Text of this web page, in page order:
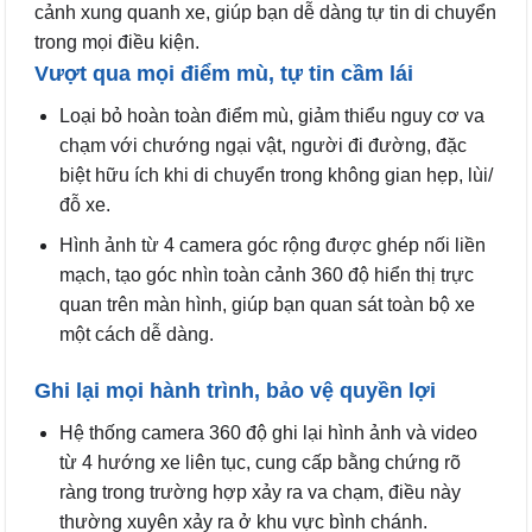
cảnh xung quanh xe, giúp bạn dễ dàng tự tin di chuyển
trong mọi điều kiện.
Vượt qua mọi điểm mù, tự tin cầm lái
Loại bỏ hoàn toàn điểm mù, giảm thiểu nguy cơ va
chạm với chướng ngại vật, người đi đường, đặc
biệt hữu ích khi di chuyển trong không gian hẹp, lùi/
đỗ xe.
Hình ảnh từ 4 camera góc rộng được ghép nối liền
mạch, tạo góc nhìn toàn cảnh 360 độ hiển thị trực
quan trên màn hình, giúp bạn quan sát toàn bộ xe
một cách dễ dàng.
Ghi lại mọi hành trình, bảo vệ quyền lợi
Hệ thống camera 360 độ ghi lại hình ảnh và video
từ 4 hướng xe liên tục, cung cấp bằng chứng rõ
ràng trong trường hợp xảy ra va chạm, điều này
thường xuyên xảy ra ở khu vực bình chánh.